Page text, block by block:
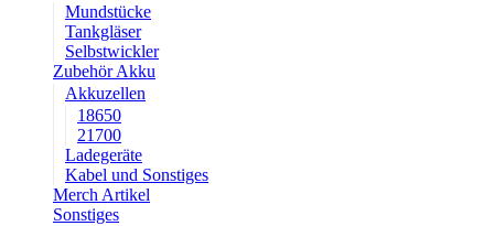
Mundstücke
Tankgläser
Selbstwickler
Zubehör Akku
Akkuzellen
18650
21700
Ladegeräte
Kabel und Sonstiges
Merch Artikel
Sonstiges